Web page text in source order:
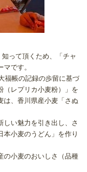
って頂くため、「チャ
です。
福帳の記録の歩留に基づ
（レプリカ小麦粉）」を
は、香川県産小麦「さぬ
しい魅力を引き出し、さ
本小麦のうどん」を作り
の小麦のおいしさ（品種